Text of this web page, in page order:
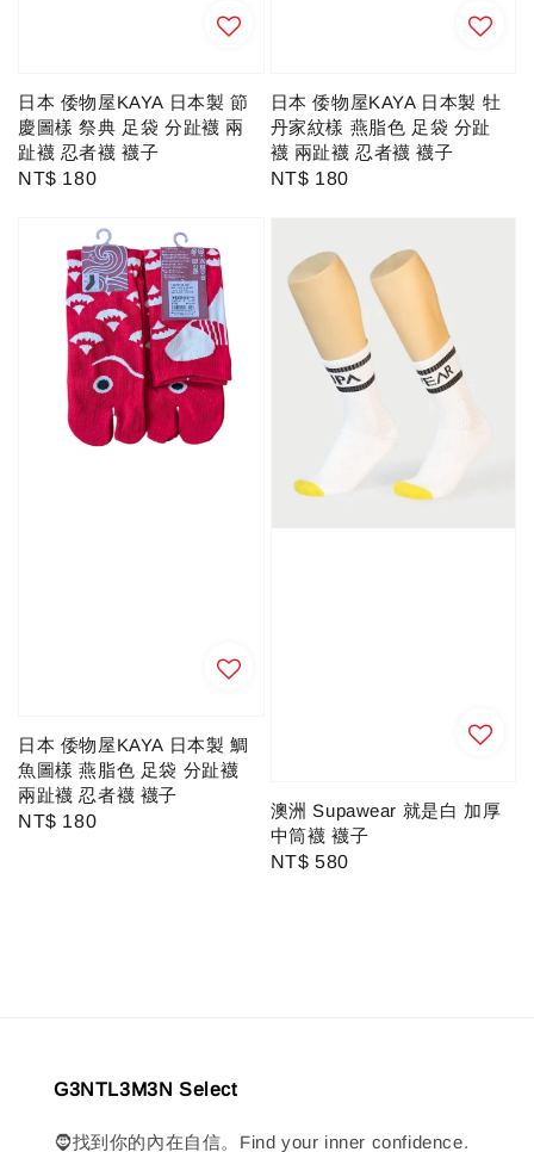
日本 倭物屋KAYA 日本製 節
慶圖樣 祭典 足袋 分趾襪 兩
趾襪 忍者襪 襪子
Regular
NT$ 180
日本 倭物屋KAYA 日本製 牡
丹家紋樣 燕脂色 足袋 分趾
襪 兩趾襪 忍者襪 襪子
Regular
NT$ 180
日本 倭物屋KAYA 日本製 鯛
魚圖樣 燕脂色 足袋 分趾襪
兩趾襪 忍者襪 襪子
Regular
NT$ 180
澳洲 Supawear 就是白 加厚
中筒襪 襪子
Regular
NT$ 580
G3NTL3M3N Select
🧔找到你的內在自信。Find your inner confidence.